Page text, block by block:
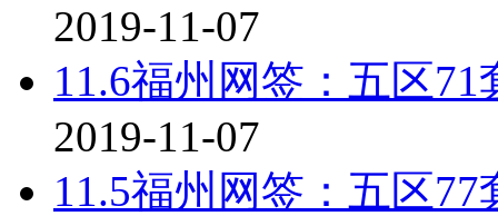
2019-11-07
11.6福州网签：五区
2019-11-07
11.5福州网签：五区